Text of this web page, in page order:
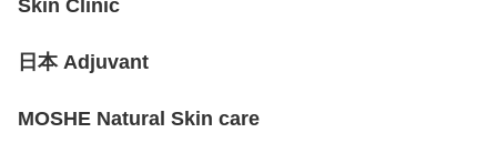
Skin Clinic
日本 Adjuvant
MOSHE Natural Skin care